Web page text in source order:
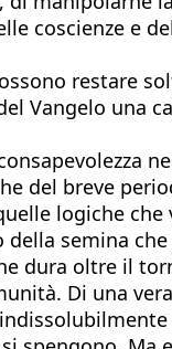
coscienze e
restare
Vangelo una
del breve
logiche
semina
dura oltre il
Di una